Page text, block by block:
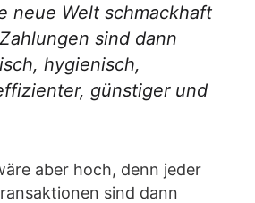
neue Welt schmackhaft
sind dann
hygienisch,
günstiger und
aber hoch, denn jeder
sind dann